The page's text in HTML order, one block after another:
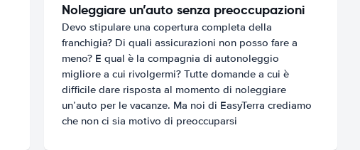
Noleggiare un’auto senza preoccupazioni
Devo stipulare una copertura completa della
franchigia? Di quali assicurazioni non posso fare a
meno? E qual è la compagnia di autonoleggio
migliore a cui rivolgermi? Tutte domande a cui è
difficile dare risposta al momento di noleggiare
un’auto per le vacanze. Ma noi di EasyTerra crediamo
che non ci sia motivo di preoccuparsi